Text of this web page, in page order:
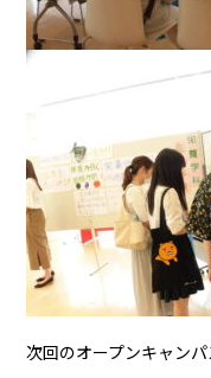
次回のオープンキャン